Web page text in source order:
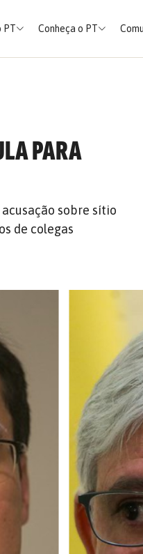
PT Conheça o PT
PARA
sobre sítio
de colegas